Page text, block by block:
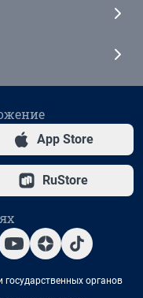
App Store
RuStore
органов